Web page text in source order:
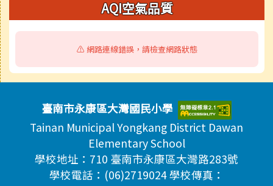
AQI空氣品質
⚠️ 網路連線錯誤，請檢查網路狀態
頁尾區域內容
臺南市永康區大灣國民小學
Tainan Municipal Yongkang District Dawan
Elementary School
學校地址：710 臺南市永康區大灣路283號
學校電話：(06)2719024 學校傳真：